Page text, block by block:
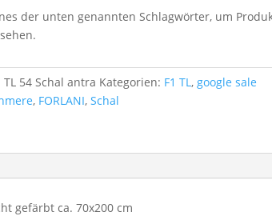
der unten genannten Schlagwörter, um
TL 54 Schal antra Kategorien: F1 TL, google sale
, FORLANI, Schal
gefärbt ca. 70x200 cm